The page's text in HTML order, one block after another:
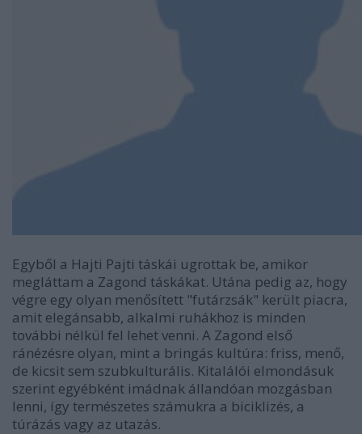
Egyből a Hajti Pajti táskái ugrottak be, amikor
megláttam a Zagond táskákat. Utána pedig az, hogy
végre egy olyan menősített "futárzsák" került piacra,
amit elegánsabb, alkalmi ruhákhoz is minden
további nélkül fel lehet venni. A Zagond első
ránézésre olyan, mint a bringás kultúra: friss, menő,
de kicsit sem szubkulturális. Kitalálói elmondásuk
szerint egyébként imádnak állandóan mozgásban
lenni, így természetes számukra a biciklizés, a
túrázás vagy az utazás.